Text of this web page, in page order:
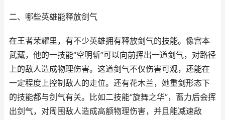
二、哪些英雄能释放剑气
在王者荣耀里，有不少英雄拥有释放剑气的技能。像宫本
武藏，他的一技能“空明斩”可以向前挥出一道剑气，对路径
上的敌人造成物理伤害。这道剑气不仅伤害可观，还能在
一定程度上控制敌人的走位。还有花木兰，她重剑形态下
的技能都与剑气有关。比如二技能“旋舞之华”，蓄力后会挥
出剑气，对周围敌人造成高额物理伤害，并且能减速敌